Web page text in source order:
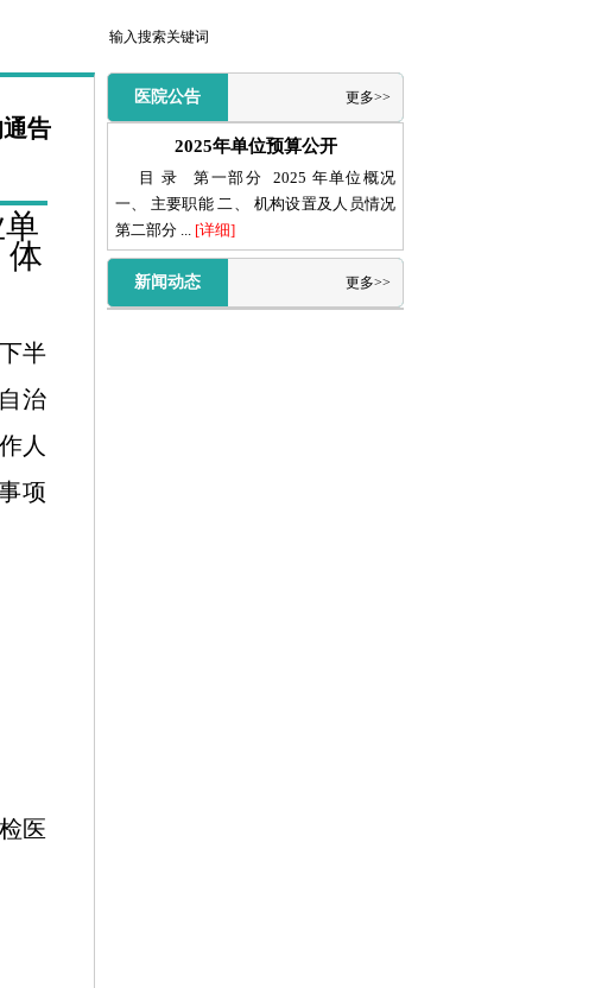
告
体
半
治
人
项
医
医院公告 更多>>
2025年单位预算公开
目 录 第一部分 2025 年单位概况
一、 主要职能 二、 机构设置及人员情况
第二部分 ... [详细]
新闻动态 更多>>